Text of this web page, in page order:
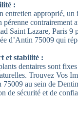
:
entretien approprié,
pérenne contrairement
Saint Lazare, Paris 9
d’Antin 75009 qui
et stabilité :
dentaires sont
Trouvez Vos
75009 au sein de
de sécurité et de